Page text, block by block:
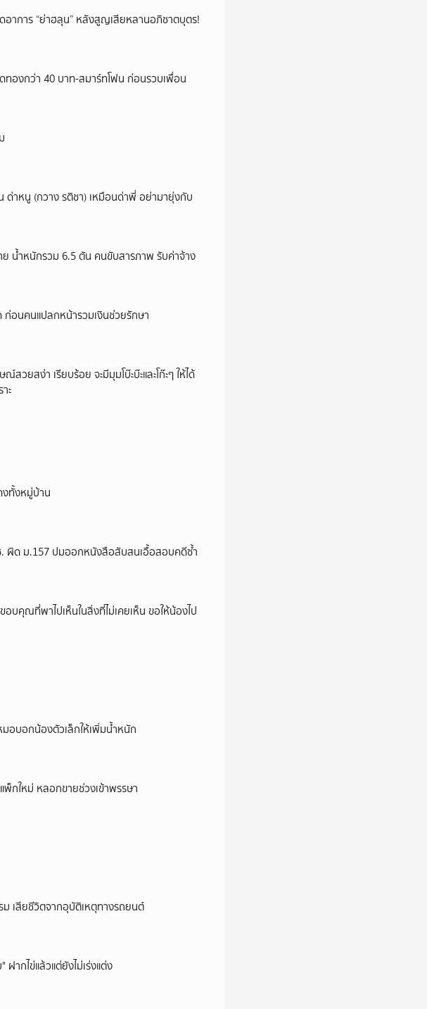
ดอาการ “ย่าฮลุน” หลังสูญเสียหลานอภิชาตบุตร!
ทองกว่า 40 บาท-สมาร์ทโฟน ก่อนรวบเพื่อน
ด่าหนู (กวาง รติชา) เหมือนด่าพี่ อย่ามายุ่งกับ
น้ำหนักรวม 6.5 ตัน คนขับสารภาพ รับค่าจ้าง
อนคนแปลกหน้ารวมเงินช่วยรักษา
วยสง่า เรียบร้อย จะมีมุมโบ๊ะบ๊ะและโก๊ะๆ ให้ได้
ะ
งทั้งหมู่บ้าน
. ผิด ม.157 ปมออกหนังสือสับสนเอื้อสอบคดีซ้ำ
อบคุณที่พาไปเห็นในสิ่งที่ไม่เคยเห็น ขอให้น้องไป
อบอกน้องตัวเล็กให้เพิ่มน้ำหนัก
พ็กใหม่ หลอกขายช่วงเข้าพรรษา
เสียชีวิตจากอุบัติเหตุทางรถยนต์
ากไข่แล้วแต่ยังไม่เร่งแต่ง